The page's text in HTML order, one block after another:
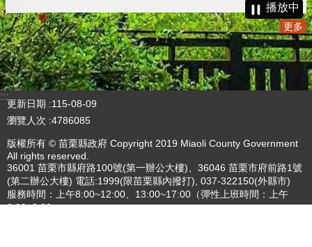
播放中
更多
:::
更新日期
115-08-09
瀏覽人次 4786085
版權所有 © 苗栗縣政府 Copyright 2019 Miaoli County Government
All rights reserved.
36001 苗栗市縣府路100號(第一辦公大樓)、36046 苗栗市府前路1號
(第二辦公大樓) 電話:1999(限苗栗縣內撥打), 037-322150(外縣市)
服務時間：上午8:00~12:00、13:00~17:00（彈性上班時間：上午
8:00~8:30）